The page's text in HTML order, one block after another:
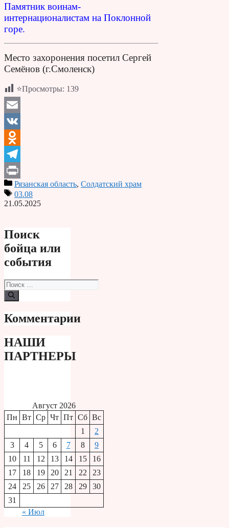
Памятник воинам-
интернационалистам на Поклонной
горе.
Место захоронения посетил Сергей
Семёнов (г.Смоленск)
⭐Просмотры: 139
Email
VK
Odnoklassniki
Telegram
PrintРязанская область, Солдатский храм
03.08
21.05.2025
Поиск
бойца или
события
Поиск:
Комментарии
НАШИ
ПАРТНЕРЫ
Август 2026
Пн Вт Ср Чт Пт Сб Вс
1
2
3
4 5 6 7 8
9
10
11 12 13 14 15
16
17
18 19 20 21 22
23
24
25 26 27 28 29
30
31
« Июл